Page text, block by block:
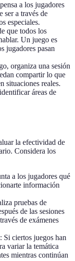
a los jugadores
ser a través de
especiales.
que todos los
Un juego es
jugadores pasan
organiza una sesión
compartir lo que
situaciones reales.
áreas de
la efectividad de
Considera los
a los jugadores qué
información
pruebas de
de las sesiones
de exámenes
: Si ciertos juegos han
variar la temática
mientras continúan